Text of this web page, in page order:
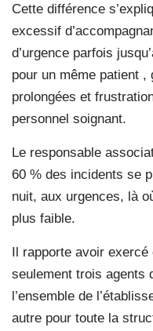
Cette différence
excessif
d’urgence parfois
pour un même patient ,
prolongées et
personnel soignant.
Le responsable
60 % des incidents se
nuit, aux urgences, là
plus faible.
Il rapporte avoir
seulement trois agents
l’ensemble de
autre pour toute la